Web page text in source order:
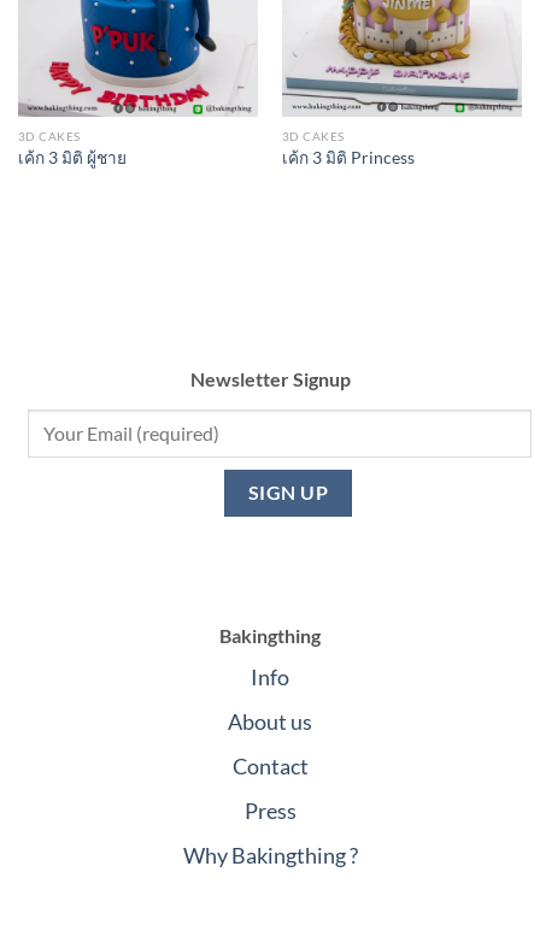
3D CAKES
เค้ก 3 มิติ ผู้ชาย
3D CAKES
เค้ก 3 มิติ Princess
Newsletter Signup
Bakingthing
Info
About us
Contact
Press
Why Bakingthing ?